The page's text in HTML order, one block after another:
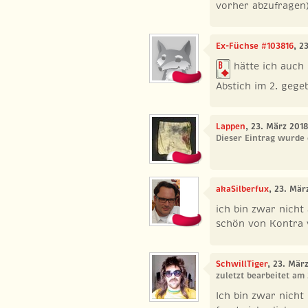
vorher
Ex-Füchse #103816,
hätte ich auch
Abstich im 2.
Lappen, 23. März
Dieser Eintrag
akaSilberfux, 23.
ich bin zwar nicht
schön von Kontra
SchwillTiger, 23.
zuletzt bearbeitet am
Ich bin zwar